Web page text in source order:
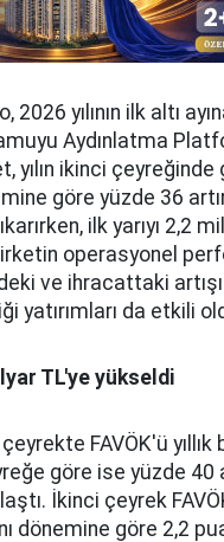
2026 yılının ilk altı
Aydınlatma
yılın ikinci
göre yüzde 36
ilk yarıyı 2,2
operasyonel
ve ihracattaki
yatırımları da etkili
TL'ye yükseldi
FAVÖK'ü yıllık
göre ise yüzde 40
İkinci çeyrek
dönemine göre 2,2